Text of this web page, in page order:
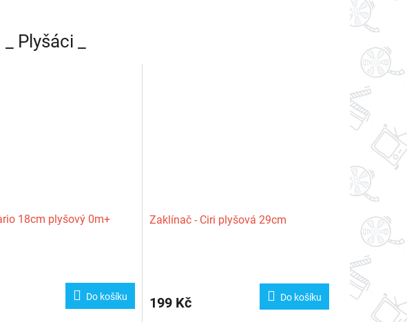
_ Plyšáci _
18cm plyšový 0m+
Do košíku
Zaklínač - Ciri plyšová 29cm
199 Kč Do košíku